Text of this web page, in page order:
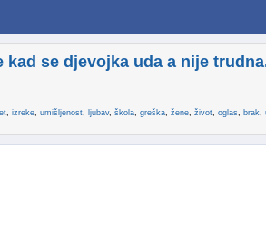
kad se djevojka uda a nije
, izreke, umišljenost, ljubav, škola, greška, žene, život, oglas, brak,